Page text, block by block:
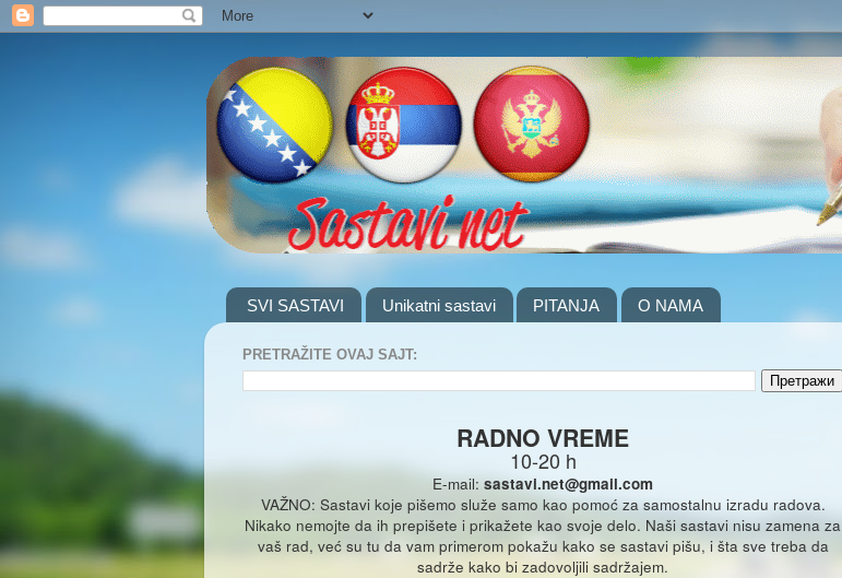
SVI SASTAVI Unikatni sastavi PITANJA O NAMA
PRETRAŽITE OVAJ SAJT:
RADNO VREME
10-20 h
E-mail: sastavi.net@gmail.com
VAŽNO: Sastavi koje pišemo služe samo kao pomoć za samostalnu izradu radova.
Nikako nemojte da ih prepišete i prikažete kao svoje delo. Naši sastavi nisu zamena za
vaš rad, već su tu da vam primerom pokažu kako se sastavi pišu, i šta sve treba da
sadrže kako bi zadovoljili sadržajem.